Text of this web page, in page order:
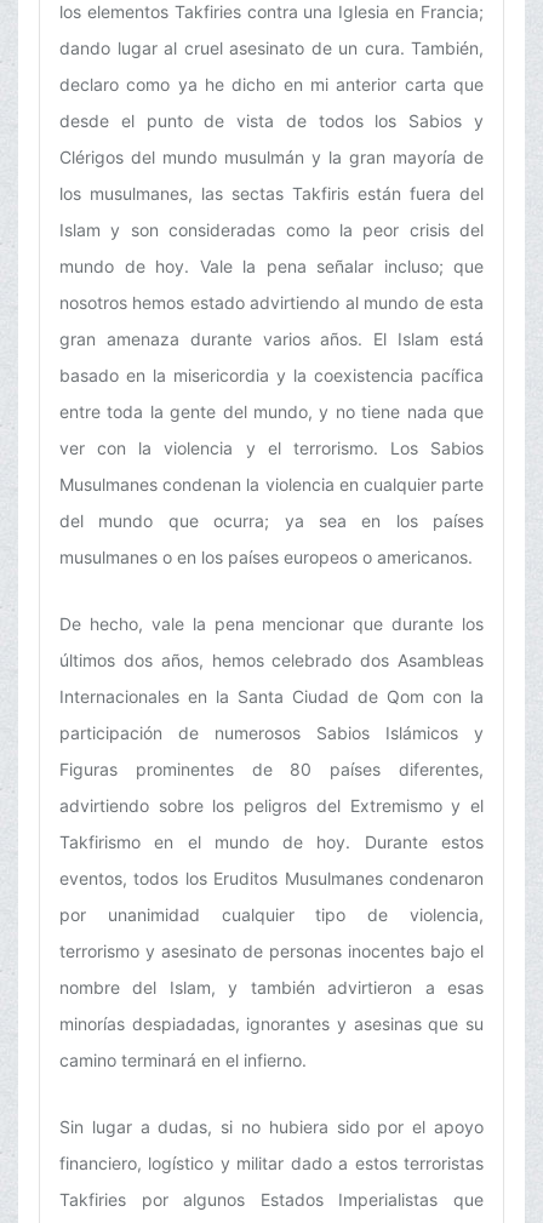
los elementos Takfiries contra una Iglesia en Francia;
dando lugar al cruel asesinato de un cura. También,
declaro como ya he dicho en mi anterior carta que
desde el punto de vista de todos los Sabios y
Clérigos del mundo musulmán y la gran mayoría de
los musulmanes, las sectas Takfiris están fuera del
Islam y son consideradas como la peor crisis del
mundo de hoy. Vale la pena señalar incluso; que
nosotros hemos estado advirtiendo al mundo de esta
gran amenaza durante varios años. El Islam está
basado en la misericordia y la coexistencia pacífica
entre toda la gente del mundo, y no tiene nada que
ver con la violencia y el terrorismo. Los Sabios
Musulmanes condenan la violencia en cualquier parte
del mundo que ocurra; ya sea en los países
musulmanes o en los países europeos o americanos.
De hecho, vale la pena mencionar que durante los
últimos dos años, hemos celebrado dos Asambleas
Internacionales en la Santa Ciudad de Qom con la
participación de numerosos Sabios Islámicos y
Figuras prominentes de 80 países diferentes,
advirtiendo sobre los peligros del Extremismo y el
Takfirismo en el mundo de hoy. Durante estos
eventos, todos los Eruditos Musulmanes condenaron
por unanimidad cualquier tipo de violencia,
terrorismo y asesinato de personas inocentes bajo el
nombre del Islam, y también advirtieron a esas
minorías despiadadas, ignorantes y asesinas que su
camino terminará en el infierno.
Sin lugar a dudas, si no hubiera sido por el apoyo
financiero, logístico y militar dado a estos terroristas
Takfiries por algunos Estados Imperialistas que